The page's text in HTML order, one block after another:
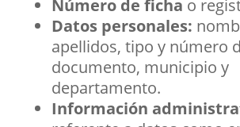
Número de ficha o
Datos personales:
apellidos, tipo y número
documento, municipio y
departamento.
Información